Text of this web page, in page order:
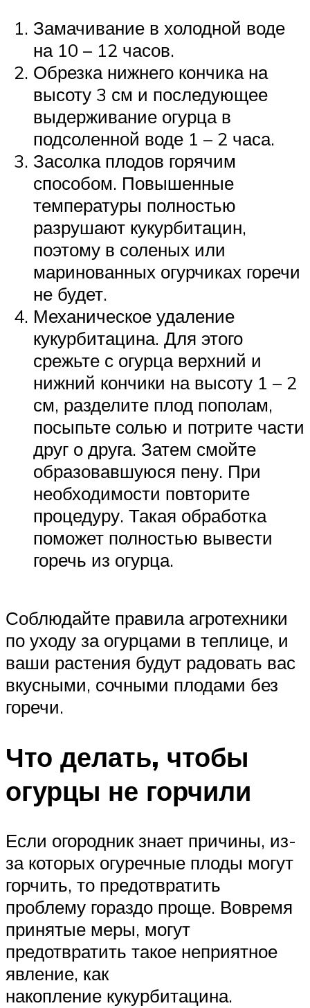
Замачивание в холодной воде
на 10 – 12 часов.
Обрезка нижнего кончика на
высоту 3 см и последующее
выдерживание огурца в
подсоленной воде 1 – 2 часа.
Засолка плодов горячим
способом. Повышенные
температуры полностью
разрушают кукурбитацин,
поэтому в соленых или
маринованных огурчиках горечи
не будет.
Механическое удаление
кукурбитацина. Для этого
срежьте с огурца верхний и
нижний кончики на высоту 1 – 2
см, разделите плод пополам,
посыпьте солью и потрите части
друг о друга. Затем смойте
образовавшуюся пену. При
необходимости повторите
процедуру. Такая обработка
поможет полностью вывести
горечь из огурца.
Соблюдайте правила агротехники
по уходу за огурцами в теплице, и
ваши растения будут радовать вас
вкусными, сочными плодами без
горечи.
Что делать, чтобы
огурцы не горчили
Если огородник знает причины, из-
за которых огуречные плоды могут
горчить, то предотвратить
проблему гораздо проще. Вовремя
принятые меры, могут
предотвратить такое неприятное
явление, как
накопление кукурбитацина.